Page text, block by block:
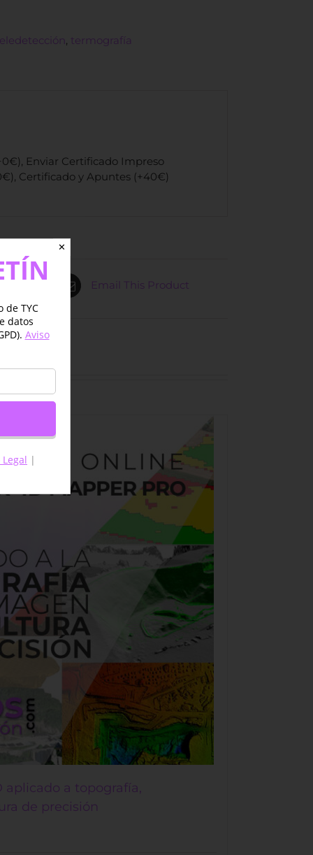
termografía
Enviar Certificado Impreso
Certificado y Apuntes (+40€)
Email This Product
aplicado a topografía,
de precisión
✕
de TYC
datos
Aviso
|